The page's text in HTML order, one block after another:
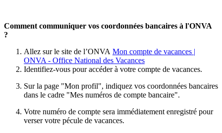
Comment communiquer vos coordonnées bancaires à l'ONVA
?
Allez sur le site de l’ONVA Mon compte de vacances |
ONVA - Office National des Vacances
Identifiez-vous pour accéder à votre compte de vacances.
Sur la page "Mon profil", indiquez vos coordonnées bancaires
dans le cadre "Mes numéros de compte bancaire".
Votre numéro de compte sera immédiatement enregistré pour
verser votre pécule de vacances.